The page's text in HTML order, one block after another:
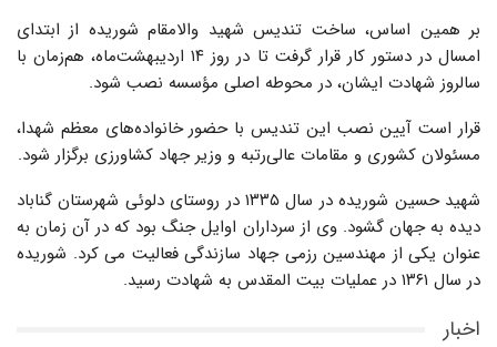
بر همین اساس، ساخت تندیس شهید والامقام شوریده از ابتدای
امسال در دستور کار قرار گرفت تا در روز ۱۴ اردیبهشت‌ماه، هم‌زمان با
سالروز شهادت ایشان، در محوطه اصلی مؤسسه نصب شود.
قرار است آیین نصب این تندیس با حضور خانواده‌های معظم شهدا،
مسئولان کشوری و مقامات عالی‌رتبه و وزیر جهاد کشاورزی برگزار شود.
شهید حسین شوریده در سال ۱۳۳۵ در روستای دلوئی شهرستان گناباد
دیده به جهان گشود. وی از سرداران اوایل جنگ بود که در آن زمان به
عنوان یکی از مهندسین رزمی جهاد سازندگی فعالیت می کرد. شوریده
در سال ۱۳۶۱ در عملیات بیت المقدس به شهادت رسید.
اخبار